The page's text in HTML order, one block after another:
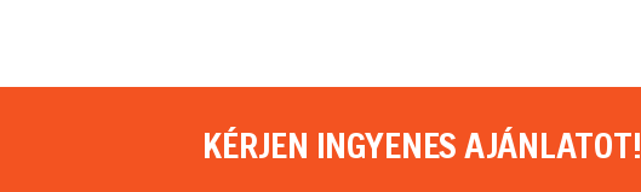
KÉRJEN INGYENES AJÁNLATOT!